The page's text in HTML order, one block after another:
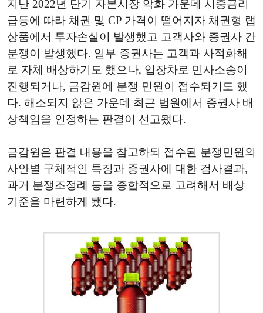
지난 2022년 단기 자본시장 악화 가운데 시중금리
급등에 따라 채권 및 CP 가격이 떨어지자 채권형 랩
상품에서 투자손실이 발생했고 고객사와 증권사 간
분쟁이 발생했다. 일부 증권사는 고객과 사적화해
로 자체 배상하기도 했으나, 입장차로 민사소송이
진행되거나, 금감원에 분쟁 민원이 접수되기도 했
다. 해소되지 않은 가운데 최근 법원에서 증권사 배
상책임을 인정하는 판결이 선고됐다.
금감원은 판결 내용을 참고하되 접수된 분쟁민원의
사안별 구체적인 특징과 증권사에 대한 검사결과,
과거 분쟁조정례 등을 종합적으로 고려해서 배상
기준을 마련하게 됐다.